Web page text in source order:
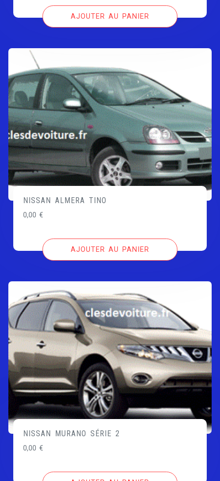
AJOUTER AU PANIER
NISSAN ALMERA TINO
0,00€
AJOUTER AU PANIER
NISSAN MURANO SÉRIE 2
0,00€